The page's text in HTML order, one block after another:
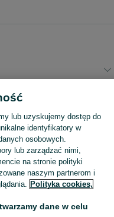
Skorzystaj z największego serwisu ogłoszeniowego - Walendów i okolice! Kupuj to, czego pragniesz i sprzedawaj to, czego już nie potrzebujesz! Zobacz
lub uzyskujemy dostęp do
identyfikatory w
osobowych.
lub zarządzać nimi,
na stronie polityki
naszym partnerom i
Polityka cookies,
dane w celu